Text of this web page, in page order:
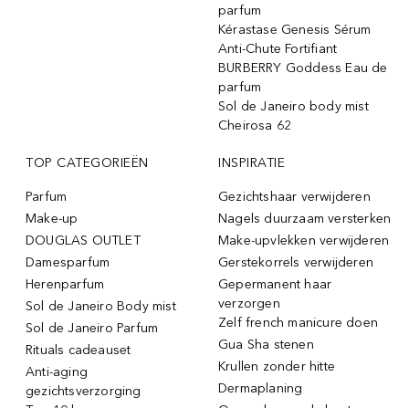
parfum
Kérastase Genesis Sérum
Anti-Chute Fortifiant
BURBERRY Goddess Eau de
parfum
Sol de Janeiro body mist
Cheirosa 62
TOP CATEGORIEËN
Parfum
Make-up
DOUGLAS OUTLET
Damesparfum
Herenparfum
Sol de Janeiro Body mist
Sol de Janeiro Parfum
Rituals cadeauset
Anti-aging
gezichtsverzorging
INSPIRATIE
Gezichtshaar verwijderen
Nagels duurzaam versterken
Make-upvlekken verwijderen
Gerstekorrels verwijderen
Gepermanent haar
verzorgen
Zelf french manicure doen
Gua Sha stenen
Krullen zonder hitte
Dermaplaning